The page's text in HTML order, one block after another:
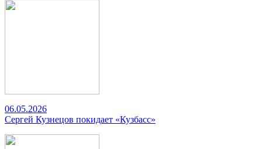
06.05.2026
Сергей Кузнецов покидает «Кузбасс»